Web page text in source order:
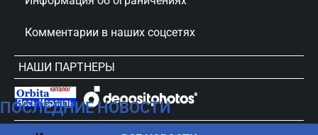
ПОСЛЕДНИЕ НОВОСТИ
Комментарии в наших соцсетях
НАШИ ПАРТНЕРЫ